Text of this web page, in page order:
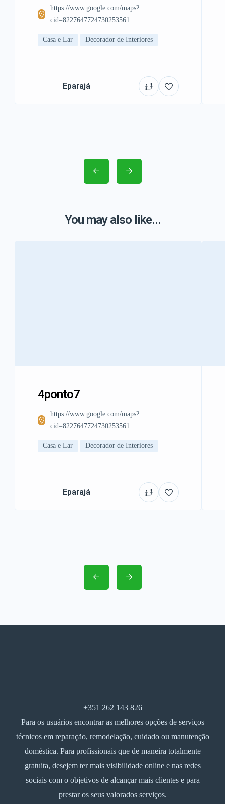
https://www.google.com/maps?
cid=8227647724730253561
Casa e Lar Decorador de Interiores
Eparajá
You may also like...
4ponto7
https://www.google.com/maps?
cid=8227647724730253561
Casa e Lar Decorador de Interiores
Eparajá
+351 262 143 826
Para os usuários encontrar as melhores opções de serviços
técnicos em reparação, remodelação, cuidado ou manutenção
doméstica. Para profissionais que de maneira totalmente
gratuita, desejem ter mais visibilidade online e nas redes
sociais com o objetivos de alcançar mais clientes e para
prestar os seus valorados serviços.